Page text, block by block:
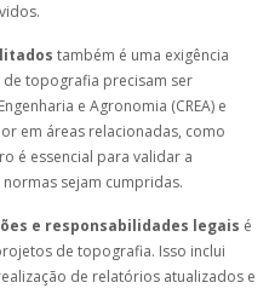
também é uma exigência
de topografia precisam ser
e Agronomia (CREA) e
em áreas relacionadas, como
é essencial para validar a
sejam cumpridas.
e responsabilidades legais é
de topografia. Isso inclui
de relatórios atualizados e